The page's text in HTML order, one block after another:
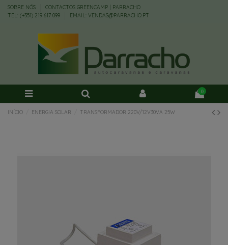
SOBRE NÓS
CONTACTOS GREENCAMP | PARRACHO
TEL: (+351) 219 617 099
EMAIL: VENDAS@PARRACHO.PT
0
INÍCIO ENERGIA SOLAR TRANSFORMADOR 220V/12V30VA 25W